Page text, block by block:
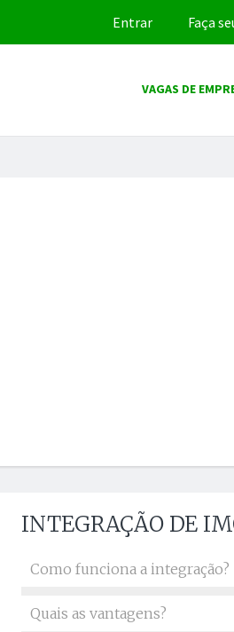
Entrar Faça
VAGAS DE
INTEGRAÇÃO DE
Como funciona a integração?
Quais as vantagens?